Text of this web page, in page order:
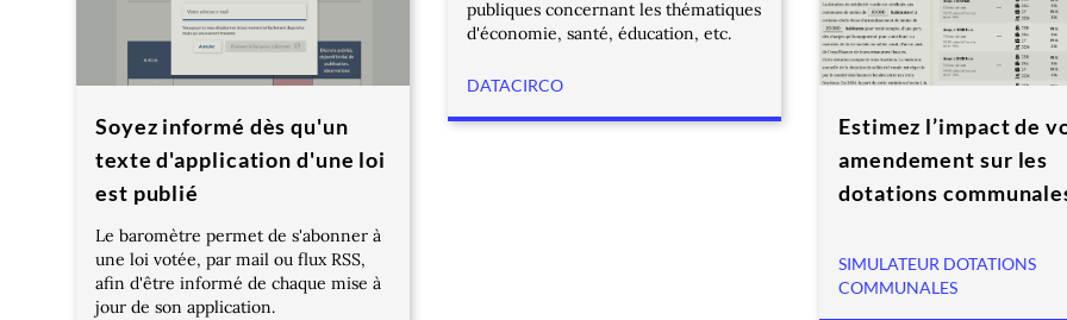
publiques concernant les thématiques
d'économie, santé, éducation, etc.
DATACIRCO
Soyez informé dès qu'un
texte d'application d'une loi
est publié
Le baromètre permet de s'abonner à
une loi votée, par mail ou flux RSS,
afin d'être informé de chaque mise à
jour de son application.
Estimez l’impact de
amendement sur les
dotations
SIMULATEUR DOTATIONS
COMMUNALES